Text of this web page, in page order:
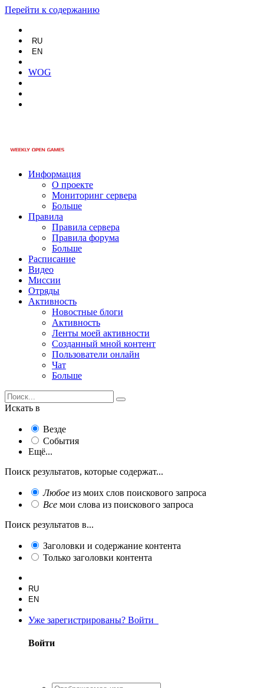
Перейти к содержанию
RU
EN
WOG
Информация
О проекте
Мониторинг сервера
Больше
Правила
Правила сервера
Правила форума
Больше
Расписание
Видео
Миссии
Отряды
Активность
Новостные блоги
Активность
Ленты моей активности
Созданный мной контент
Пользователи онлайн
Чат
Больше
Искать в
Везде
События
Ещё...
Поиск результатов, которые содержат...
Любое из моих слов поискового запроса
Все мои слова из поискового запроса
Поиск результатов в...
Заголовки и содержание контента
Только заголовки контента
RU
EN
Уже зарегистрированы? Войти
Войти